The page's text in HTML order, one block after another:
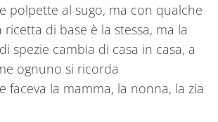
polpette al sugo, ma con qualche
ricetta di base è la stessa, ma la
spezie cambia di casa in casa, a
ognuno si ricorda
faceva la mamma, la nonna, la zia